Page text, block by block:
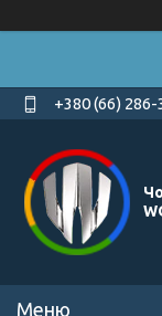
+380 (66)